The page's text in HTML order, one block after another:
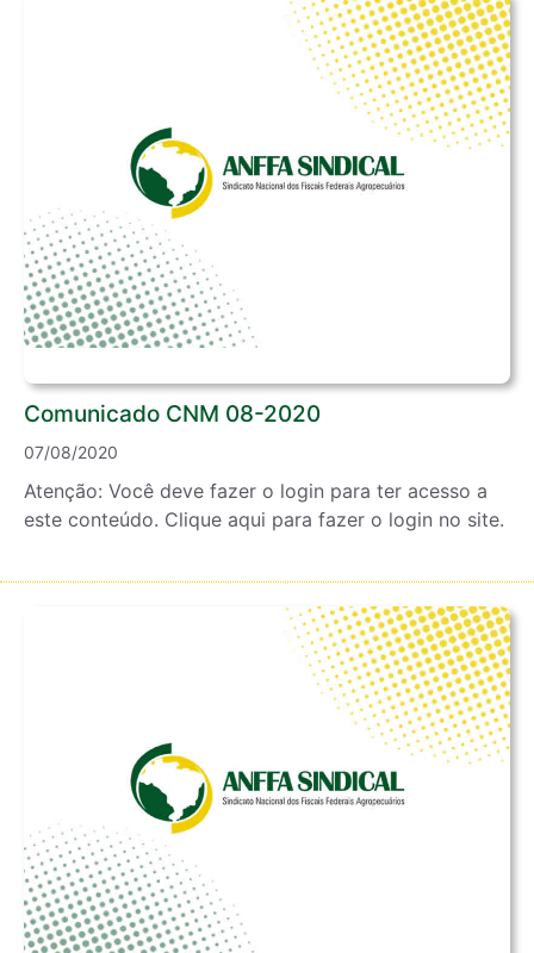
Comunicado CNM 08-2020
07/08/2020
Atenção: Você deve fazer o login para ter acesso a
este conteúdo. Clique aqui para fazer o login no site.